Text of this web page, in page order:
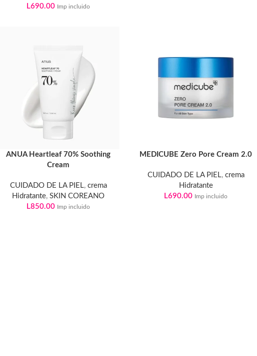
L690.00 Imp incluido
ANUA Heartleaf 70% Soothing
Cream
CUIDADO DE LA PIEL, crema
Hidratante,SKIN COREANO
L850.00 Imp incluido
MEDICUBE Zero Pore Cream 2.0
CUIDADO DE LA PIEL, crema
Hidratante
L690.00 Imp incluido